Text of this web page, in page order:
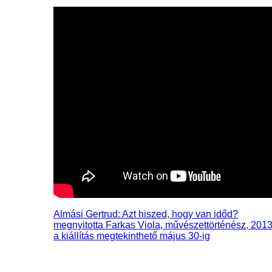
Almási Gertrud: Azt hiszed, hogy van időd?
megnyitotta Farkas Viola, művészettörténész,
a kiállítás megtekinthető május 30-ig